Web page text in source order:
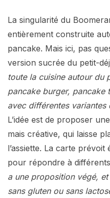
La singularité du
entièrement construite
pancake. Mais ici, pas
version sucrée du petit-
toute la cuisine autour du
pancake burger, pancake
avec différentes variantes
L’idée est de proposer
mais créative, qui laisse
l’assiette. La carte
pour répondre à
a une proposition végé,
sans gluten ou sans